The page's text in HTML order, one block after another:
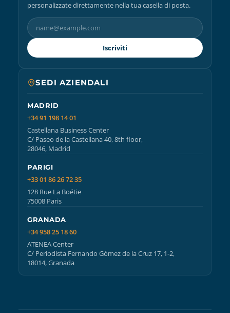
personalizzate direttamente nella tua casella di posta.
Iscriviti
SEDI AZIENDALI
MADRID
+34 91 198 14 01
Castellana Business Center
C/ Paseo de la Castellana 40, 8th floor,
28046, Madrid
PARIGI
+33 01 86 26 72 35
128 Rue La Boétie
75008 Paris
GRANADA
+34 958 25 18 60
ATENEA Center
C/ Periodista Fernando Gómez de la Cruz 17, 1-2,
18014, Granada